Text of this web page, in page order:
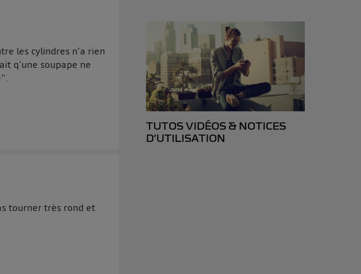
les cylindres n'a rien
q'une soupape ne
tourner très rond et
TUTOS VIDÉOS & NOTICES
D’UTILISATION